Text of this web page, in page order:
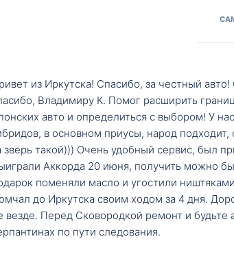
из Иркутска! Спасибо, за честный
Владимиру К. Помог расширить
авто и определиться с выбором! У
в основном приусы, народ подходит,
зверь такой))) Очень удобный сервис, был
Аккорда 20 июня, получить можно
поменяли масло и угостили
до Иркутска своим ходом за 4 дня.
везде. Перед Сковородкой ремонт и будьте
по пути следования.